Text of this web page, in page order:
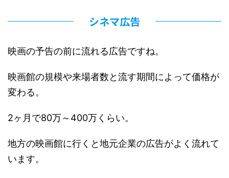
シネマ広告
映画の予告の前に流れる広告ですね。
映画館の規模や来場者数と流す期間によって価格が
変わる。
2ヶ月で80万～400万くらい。
地方の映画館に行くと地元企業の広告がよく流れて
います。